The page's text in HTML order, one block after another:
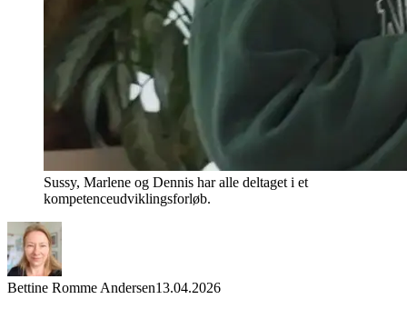
Sussy, Marlene og Dennis har alle deltaget i et
kompetenceudviklingsforløb.
Bettine Romme Andersen13.04.2026